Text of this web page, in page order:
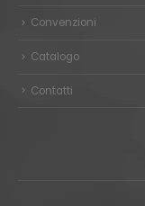
Convenzioni
Catalogo
Contatti